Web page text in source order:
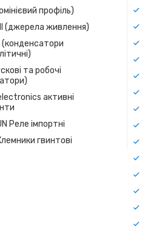
профіль)
(джерела живлення)
та робочі
активні
Реле імпортні
гвинтові